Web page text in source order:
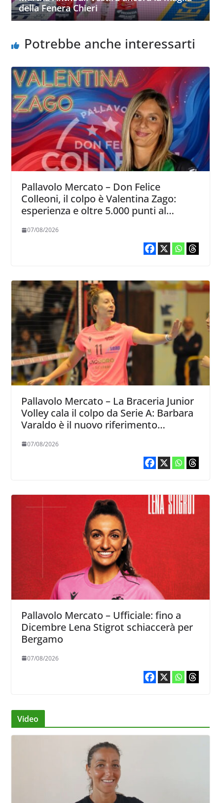
della Fenera Chieri
Potrebbe anche interessarti
Pallavolo Mercato – Don Felice
Colleoni, il colpo è Valentina Zago:
esperienza e oltre 5.000 punti al
07/08/2026
Pallavolo Mercato – La Braceria Junior
Volley cala il colpo da Serie A: Barbara
Varaldo è il nuovo riferimento
07/08/2026
Pallavolo Mercato – Ufficiale: fino a
Dicembre Lena Stigrot schiaccerà per
Bergamo
07/08/2026
Video